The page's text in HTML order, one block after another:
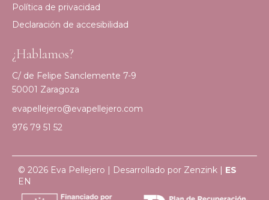
Política de privacidad
Declaración de accesibilidad
¿Hablamos?
C/ de Felipe Sanclemente 7-9
50001 Zaragoza
evapellejero@evapellejero.com
976 79 51 52
© 2026 Eva Pellejero | Desarrollado por Zenzink | ES
EN